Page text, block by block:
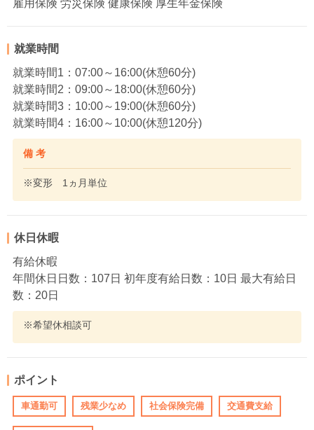
雇用保険 労災保険 健康保険 厚生年金保険
就業時間
就業時間1：07:00～16:00(休憩60分)
就業時間2：09:00～18:00(休憩60分)
就業時間3：10:00～19:00(休憩60分)
就業時間4：16:00～10:00(休憩120分)
備 考
※変形 1ヵ月単位
休日休暇
有給休暇
年間休日日数：107日 初年度有給日数：10日 最大有給日
数：20日
※希望休相談可
ポイント
車通勤可 残業少なめ 社会保険完備 交通費支給